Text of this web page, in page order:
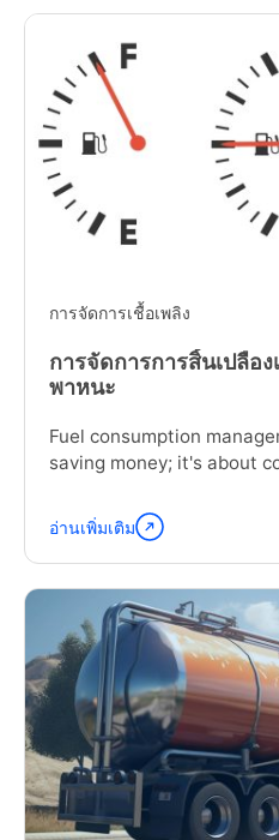
"How
Optimize
Your
Fleet:
Mobile
Vehicle
Inspection
Best
Practices"
การจัดการเชื้อเพลิง
การจัดการการสิ้นเปลือ
พาหนะ
Fuel consumption
saving money; it's about
อ่าน
ต่อ
"Fuel
Consumption
Management
for
Fleets"
อ่านเพิ่มเติม